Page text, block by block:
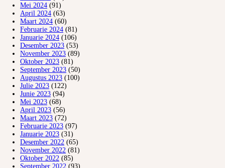
Mei 2024 (91)
April 2024 (63)
Maart 2024 (60)
Februarie 2024 (81)
Januarie 2024 (106)
Desember 2023 (53)
November 2023 (89)
Oktober 2023 (81)
September 2023 (50)
Augustus 2023 (100)
Julie 2023 (122)
Junie 2023 (94)
Mei 2023 (68)
April 2023 (56)
Maart 2023 (72)
Februarie 2023 (97)
Januarie 2023 (31)
Desember 2022 (65)
November 2022 (81)
Oktober 2022 (85)
September 2022 (93)